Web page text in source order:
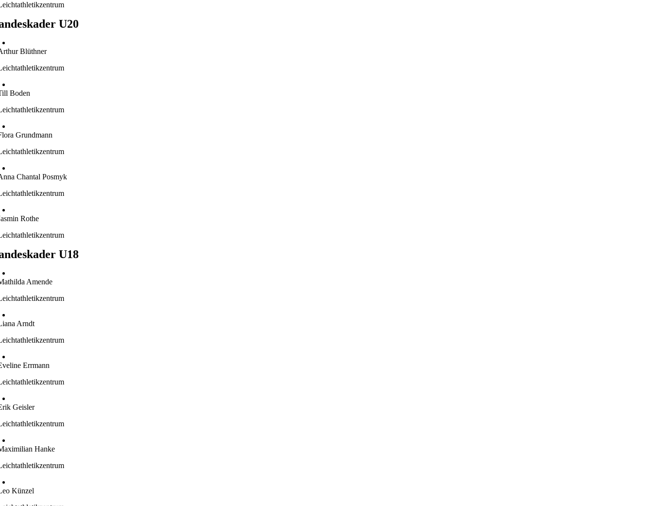
U20
Blüthner
Boden
Grundmann
Chantal Posmyk
Rothe
U18
Amende
Arndt
Errmann
Geisler
Hanke
Künzel